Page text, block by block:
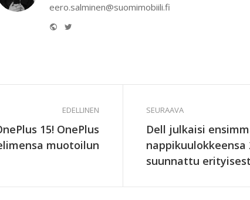
eero.salminen@suomimobiili.fi
Website
EDELLINEN
15! OnePlus
muotoilun
SEURAAVA
Dell julkaisi
nappikuulokkeensa
suunnattu